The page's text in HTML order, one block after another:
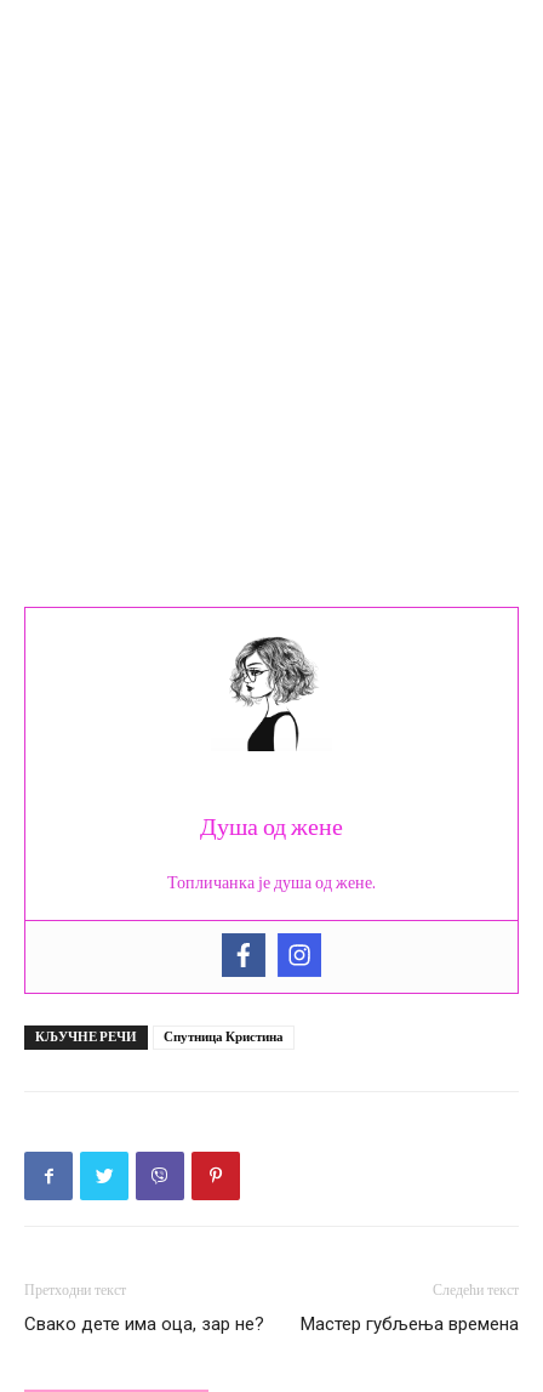
Душа од жене
Топличанка је душа од жене.
КЉУЧНЕ РЕЧИ Спутница Кристина
Претходни текст
Свако дете има оца, зар не?
Следећи текст
Мастер губљења времена